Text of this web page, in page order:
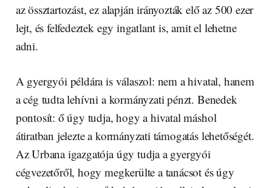
az össztartozást, ez alapján irányozták elő az 500 ezer
lejt, és felfedeztek egy ingatlant is, amit el lehetne
adni.
A gyergyói példára is válaszol: nem a hivatal, hanem
a cég tudta lehívni a kormányzati pénzt. Benedek
pontosít: ő úgy tudja, hogy a hivatal máshol
átiratban jelezte a kormányzati támogatás lehetőségét.
Az Urbana igazgatója úgy tudja a gyergyói
cégvezetőről, hogy megkerülte a tanácsot és úgy